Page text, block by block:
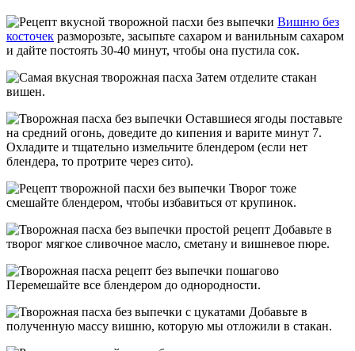
Вишню без
косточек разморозьте, засыпьте сахаром и ванильным сахаром
и дайте постоять 30-40 минут, чтобы она пустила сок.
Затем отделите стакан
вишен.
Оставшиеся ягоды поставьте
на средний огонь, доведите до кипения и варите минут 7.
Охладите и тщательно измельчите блендером (если нет
блендера, то протрите через сито).
Творог тоже
смешайте блендером, чтобы избавиться от крупинок.
Добавьте в
творог мягкое сливочное масло, сметану и вишневое пюре.
Перемешайте все блендером до однородности.
Добавьте в
полученную массу вишню, которую мы отложили в стакан.